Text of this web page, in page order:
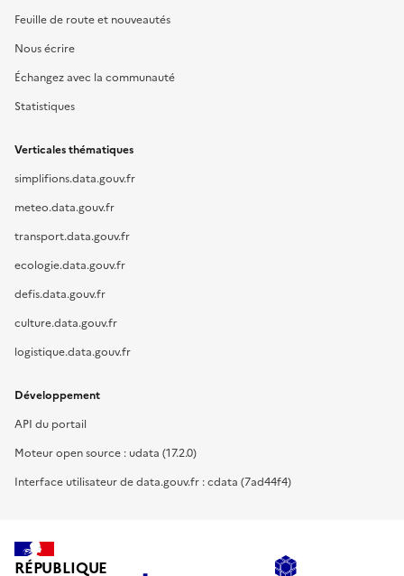
Feuille de route et nouveautés
Nous écrire
Échangez avec la communauté
Statistiques
Verticales thématiques
simplifions.data.gouv.fr
meteo.data.gouv.fr
transport.data.gouv.fr
ecologie.data.gouv.fr
defis.data.gouv.fr
culture.data.gouv.fr
logistique.data.gouv.fr
Développement
API du portail
Moteur open source : udata (17.2.0)
Interface utilisateur de data.gouv.fr : cdata (7ad44f4)
RÉPUBLIQUE